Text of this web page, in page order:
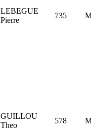
LEBEGUE
Pierre
735
GUILLOU
Theo
578